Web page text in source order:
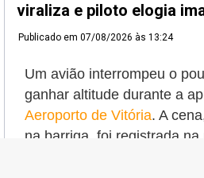
viraliza e piloto elogia
Publicado em 07/08/2026 às 13:24
Um avião interrompeu o
ganhar altitude durante a
Aeroporto de Vitória. A
na barriga, foi registrada